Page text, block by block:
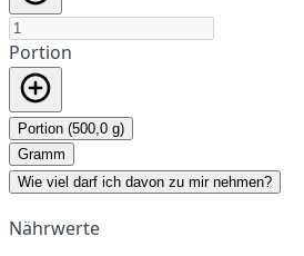
Portion
Portion (500,0 g)
Gramm
Wie viel darf ich davon zu mir nehmen?
Nährwerte